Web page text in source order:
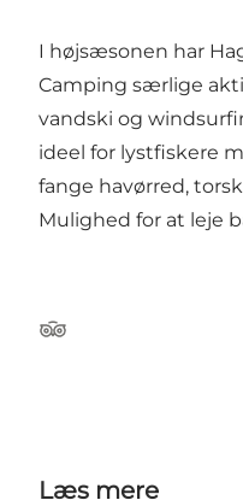
I højsæsonen har
Camping særlige
vandski og
ideel for lystfiskere
fange havørred,
Mulighed for at leje
Tripadvisor
Læs mere